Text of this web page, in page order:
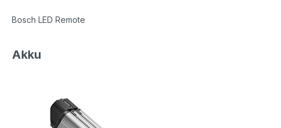
Bosch LED Remote
Akku